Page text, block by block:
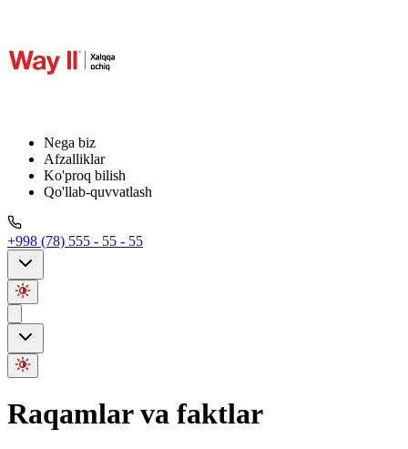
Nega biz
Afzalliklar
Ko'proq bilish
Qo'llab-quvvatlash
+998 (78) 555 - 55 - 55
Raqamlar va faktlar